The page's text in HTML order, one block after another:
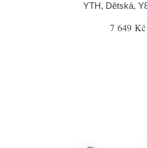
YTH, Dětská,
7 649 Kč